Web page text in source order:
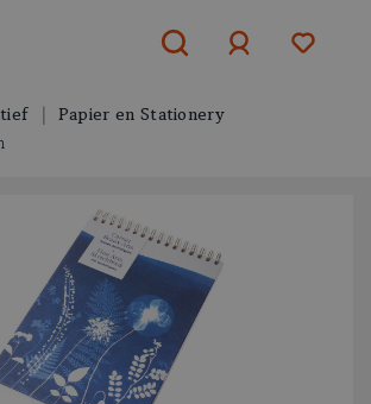
aanmelden
Papier en Stationery